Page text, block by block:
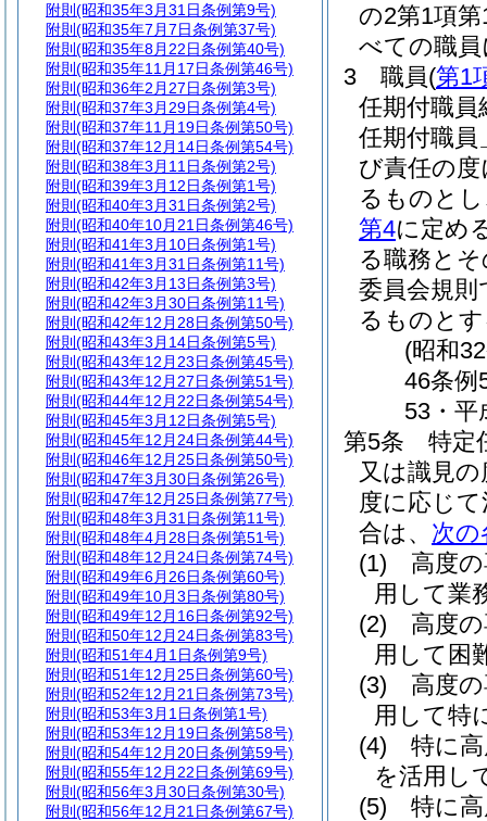
の2第1項
べての職
3
職員(第1
任期付職員
任期付職
び責任の
るものと
第4に定め
る職務と
委員会規
るものと
(昭和
46条例
53・平
第5条
特定
又は識見
度に応じ
合は、 次の
(1)
高度
用して業
(2)
高度
用して困
(3)
高度
用して特
(4)
特に
を活用し
(5)
特に
附則 (昭和35年3月31日条例第9号)
附則 (昭和35年7月7日条例第37号)
附則 (昭和35年8月22日条例第40号)
附則 (昭和35年11月17日条例第46号)
附則 (昭和36年2月27日条例第3号)
附則 (昭和37年3月29日条例第4号)
附則 (昭和37年11月19日条例第50号)
附則 (昭和37年12月14日条例第54号)
附則 (昭和38年3月11日条例第2号)
附則 (昭和39年3月12日条例第1号)
附則 (昭和40年3月31日条例第2号)
附則 (昭和40年10月21日条例第46号)
附則 (昭和41年3月10日条例第1号)
附則 (昭和41年3月31日条例第11号)
附則 (昭和42年3月13日条例第3号)
附則 (昭和42年3月30日条例第11号)
附則 (昭和42年12月28日条例第50号)
附則 (昭和43年3月14日条例第5号)
附則 (昭和43年12月23日条例第45号)
附則 (昭和43年12月27日条例第51号)
附則 (昭和44年12月22日条例第54号)
附則 (昭和45年3月12日条例第5号)
附則 (昭和45年12月24日条例第44号)
附則 (昭和46年12月25日条例第50号)
附則 (昭和47年3月30日条例第26号)
附則 (昭和47年12月25日条例第77号)
附則 (昭和48年3月31日条例第11号)
附則 (昭和48年4月28日条例第51号)
附則 (昭和48年12月24日条例第74号)
附則 (昭和49年6月26日条例第60号)
附則 (昭和49年10月3日条例第80号)
附則 (昭和49年12月16日条例第92号)
附則 (昭和50年12月24日条例第83号)
附則 (昭和51年4月1日条例第9号)
附則 (昭和51年12月25日条例第60号)
附則 (昭和52年12月21日条例第73号)
附則 (昭和53年3月1日条例第1号)
附則 (昭和53年12月19日条例第58号)
附則 (昭和54年12月20日条例第59号)
附則 (昭和55年12月22日条例第69号)
附則 (昭和56年3月30日条例第30号)
附則 (昭和56年12月21日条例第67号)